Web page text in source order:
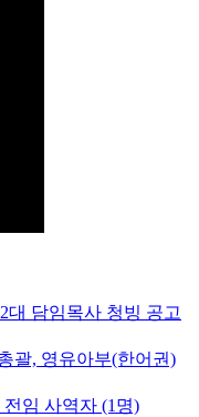
대 담임목사 청빙 공고
괄, 영유아부(한어권)
임 사역자 (1명)